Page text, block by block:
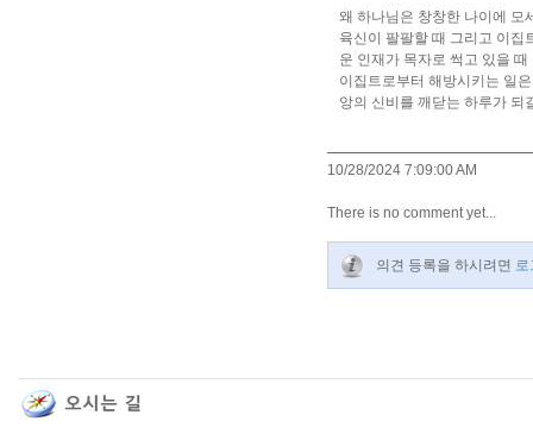
왜 하나님은 창창한 나이에 모
육신이 팔팔할 때 그리고 이집
운 인재가 목자로 썩고 있을
이집트로부터 해방시키는 일
앙의 신비를 깨닫는 하루가 되
10/28/2024 7:09:00 AM
There is no comment yet...
의견 등록을 하시려면 로